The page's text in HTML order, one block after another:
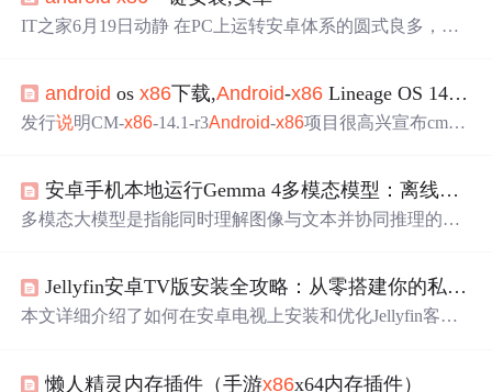
IT之家6月19日动静 在PC上运转安卓体系的圆式良多，但
源名目之一，良多合作敌手其实不开源，而且偶然会背用
户支费以利用该软件。安卓-x86固然偶然在功效圆里会有
android osx86下载,Android-x86 Lineage OS 14.1-r3下载（2019/10/23官方更新版）
发行说明CM-x86-14.1-r3Android-x86项目很高兴宣布cm-x
14.1-r3是cm- x86-14.1-r2的更新。它基于Android -x867.1-r3
和最新的LineageOS 14.1。发布文件此版本包含四个文件：
安卓手机本地运行Gemma 4多模态模型：离线、原生、零流量
多模态大模型是指能同时理解图像与文本并协同推理的AI
可控、低延迟、低功耗的终端智能。典型应用场景包括移
动端现场文档解析、医疗草图辅助分析、教育可视化建模
ma 4 E2B/E4B量化模型结合llama.cpp原生适配，首次在6G
Jellyfin安卓TV版安装全攻略：从零搭建你的私人流媒体服务器（附F-Droid源）
本文详细介绍了如何在安卓电视上安装和优化Jellyfin客户
V平台的使用技巧，帮助用户高效管理本地影音资源。
懒人精灵内存插件（手游x86x64内存插件）